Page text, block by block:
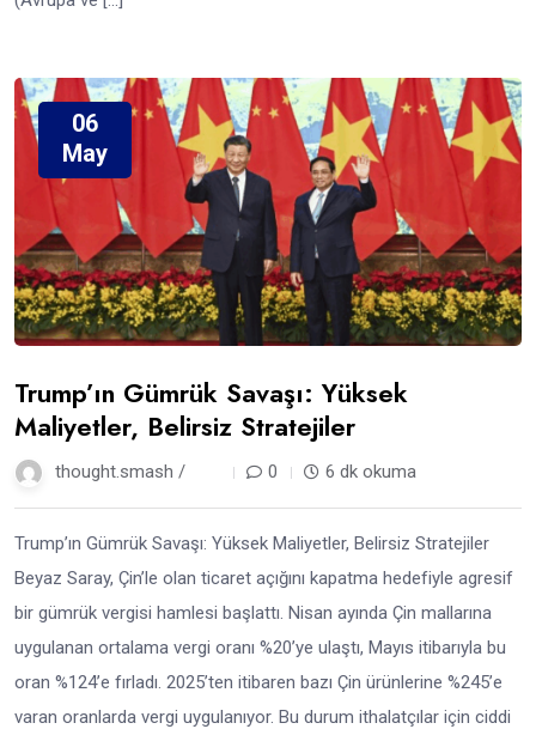
06
May
Trump’ın Gümrük Savaşı: Yüksek
Maliyetler, Belirsiz Stratejiler
thought.smash / 0 6 dk okuma
Trump’ın Gümrük Savaşı: Yüksek Maliyetler, Belirsiz Stratejiler
Beyaz Saray, Çin’le olan ticaret açığını kapatma hedefiyle agresif
bir gümrük vergisi hamlesi başlattı. Nisan ayında Çin mallarına
uygulanan ortalama vergi oranı %20’ye ulaştı, Mayıs itibarıyla bu
oran %124’e fırladı. 2025’ten itibaren bazı Çin ürünlerine %245’e
varan oranlarda vergi uygulanıyor. Bu durum ithalatçılar için ciddi